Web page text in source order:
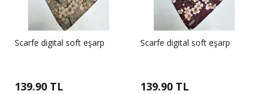
Scarfe digital soft eşarp
139.90 TL
Scarfe digital soft eşarp
139.90 TL